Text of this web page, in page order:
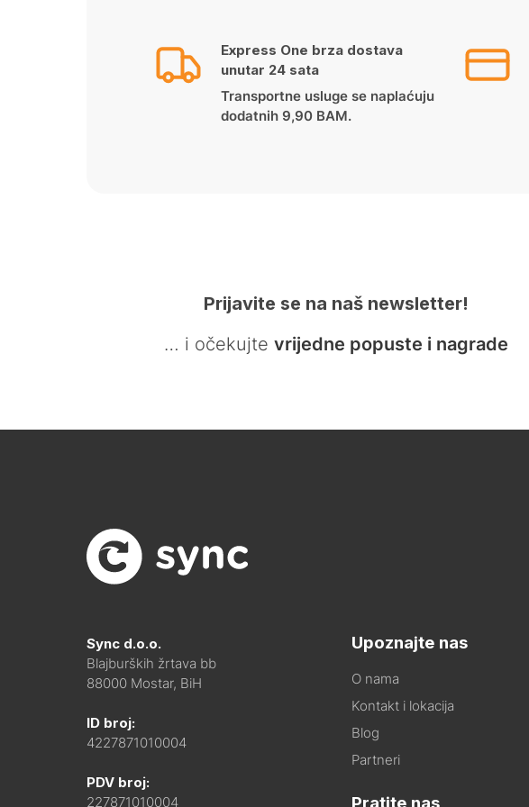
Express One brza dostava
unutar 24 sata
Transportne usluge se naplaćuju
dodatnih 9,90 BAM.
Prijavite se na naš newsletter!
… i očekujte vrijedne popuste i nagrade
Sync d.o.o.
Blajburških žrtava bb
88000 Mostar, BiH
ID broj:
4227871010004
PDV broj:
227871010004
Upoznajte nas
O nama
Kontakt i lokacija
Blog
Partneri
Pratite nas